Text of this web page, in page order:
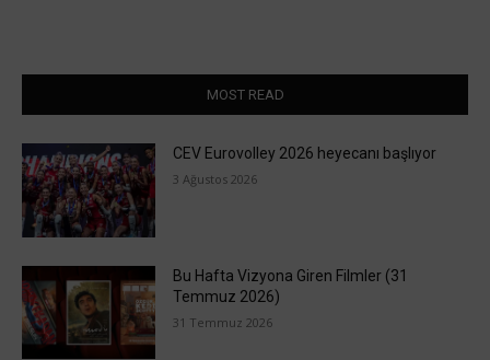
MOST READ
CEV Eurovolley 2026 heyecanı başlıyor
3 Ağustos 2026
Bu Hafta Vizyona Giren Filmler (31
Temmuz 2026)
31 Temmuz 2026